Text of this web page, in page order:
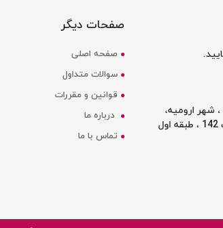
شهر ارومیه،
صفحات دیگر
صفحه اصلی
سوالات متداول
قوانین و مقررات
درباره ما
تماس با ما